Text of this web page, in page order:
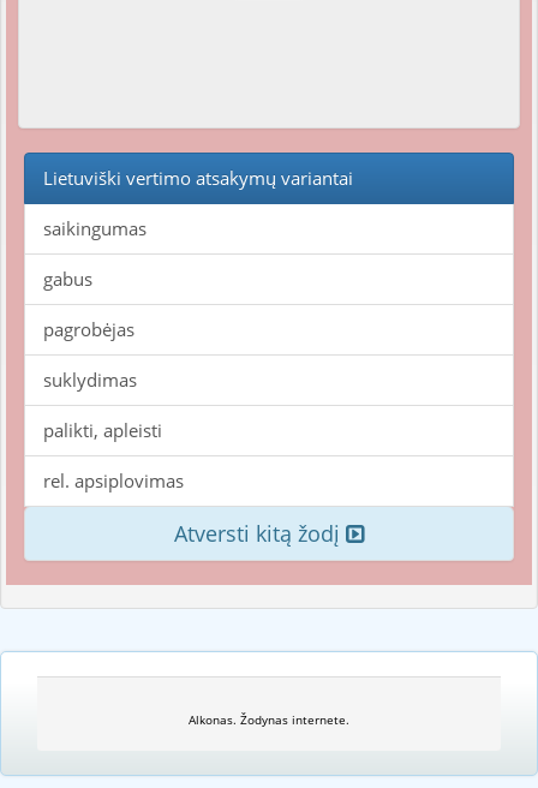
Lietuviški vertimo atsakymų variantai
saikingumas
gabus
pagrobėjas
suklydimas
palikti, apleisti
rel. apsiplovimas
Atversti kitą žodį
Alkonas. Žodynas internete.